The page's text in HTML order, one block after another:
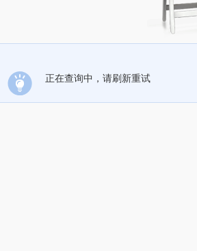
正在查询中，请刷新重试